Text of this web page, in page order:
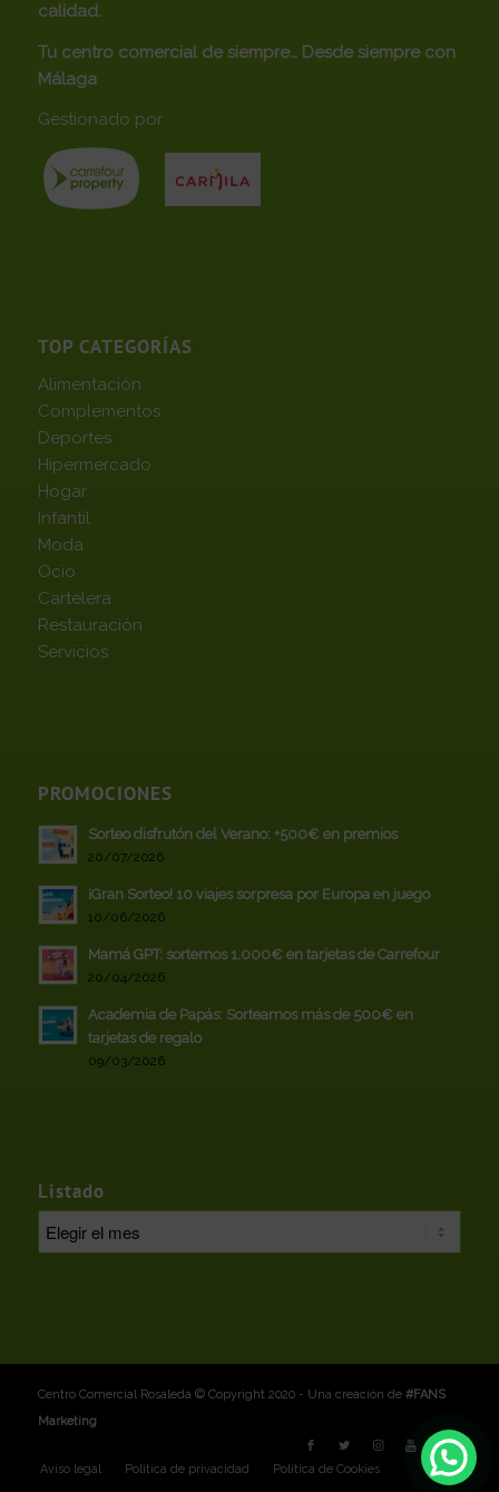
calidad.
Tu centro comercial de siempre… Desde siempre con
Málaga
Gestionado por
TOP CATEGORÍAS
Alimentación
Complementos
Deportes
Hipermercado
Hogar
Infantil
Moda
Ocio
Cartelera
Restauración
Servicios
PROMOCIONES
Sorteo disfrutón del Verano: +500€ en premios
20/07/2026
¡Gran Sorteo! 10 viajes sorpresa por Europa en juego
10/06/2026
Mamá GPT: sortemos 1.000€ en tarjetas de Carrefour
20/04/2026
Academia de Papás: Sorteamos más de 500€ en
tarjetas de regalo
09/03/2026
Listado
Centro Comercial Rosaleda © Copyright 2020 - Una creación de #FANS
Marketing
Aviso legal Política de privacidad Política de Cookies